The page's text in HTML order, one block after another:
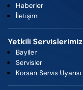
Haberler
İletişim
Yetkili Servislerimiz
Bayiler
Servisler
Korsan Servis Uyarısı